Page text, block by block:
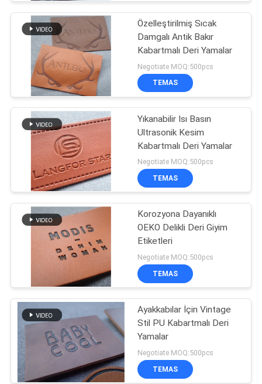
Kabartmalı Deri
Yamalar
Konfeksiyon
Salıncak Etiketleri
Baskılı Elastik Bant
42
Özelleştirilmiş Sıcak
Damgalı Antik Bakır
Kabartmalı Deri Yamalar
Negotiate MOQ:500pcs
TEMAS
Yıkanabilir Isı Basın
Ultrasonik Kesim
Kabartmalı Deri Yamalar
Negotiate MOQ:500pcs
TEMAS
Korozyona Dayanıklı
OEKO Delikli Deri Giyim
Etiketleri
Negotiate MOQ:500pcs
TEMAS
Ayakkabılar İçin Vintage
Stil PU Kabartmalı Deri
Yamalar
Negotiate MOQ:500pcs
TEMAS